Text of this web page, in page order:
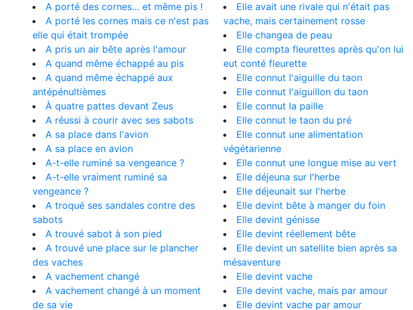
A porté des cornes… et même pis !
A porté les cornes mais ce n'est pas
elle qui était trompée
A pris un air bête après l'amour
A quand même échappé au pis
A quand même échappé aux
antépénultièmes
À quatre pattes devant Zeus
A réussi à courir avec ses sabots
A sa place dans l'avion
A sa place en avion
A-t-elle ruminé sa vengeance ?
A-t-elle vraiment ruminé sa
vengeance ?
A troqué ses sandales contre des
sabots
A trouvé sabot à son pied
A trouvé une place sur le plancher
des vaches
A vachement changé
A vachement changé à un moment
de sa vie
Elle avait une rivale qui n'était pas
vache, mais certainement rosse
Elle changea de peau
Elle compta fleurettes après qu'on lui
eut conté fleurette
Elle connut l'aiguille du taon
Elle connut l'aiguillon du taon
Elle connut la paille
Elle connut le taon du pré
Elle connut une alimentation
végétarienne
Elle connut une longue mise au vert
Elle déjeuna sur l'herbe
Elle déjeunait sur l'herbe
Elle devint bête à manger du foin
Elle devint génisse
Elle devint réellement bête
Elle devint un satellite bien après sa
mésaventure
Elle devint vache
Elle devint vache, mais par amour
Elle devint vache par amour